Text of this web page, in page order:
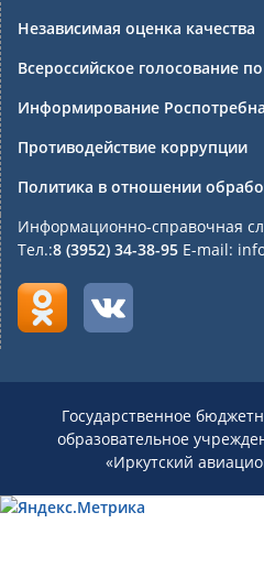
Независимая оценка качества
Всероссийское голосование
Информирование
Противодействие коррупции
Политика в отношении
Информационно-справочная
Тел.:8 (3952) 34-38-95 E-mail:
Государственное
образовательное
«Иркутский